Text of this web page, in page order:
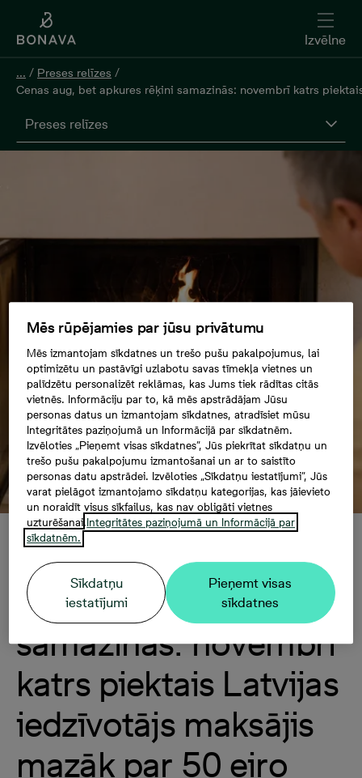
Izvēlne
... / Preses relīzes /
Cenas aug, bet apkures rēķini samazinās: novembrī katrs
Preses relīzes
Cenas aug, bet
apkures rēķini
samazinās: novembrī
katrs piektais Latvijas
iedzīvotājs maksājis
mazāk par 50 eiro
Mēs rūpējamies par jūsu privātumu
Mēs izmantojam sīkdatnes un trešo pušu pakalpojumus, lai
optimizētu un pastāvīgi uzlabotu savas tīmekļa vietnes un
palīdzētu personalizēt reklāmas, kas Jums tiek rādītas citās
vietnēs. Informāciju par to, kā mēs apstrādājam Jūsu
personas datus un izmantojam sīkdatnes, atradīsiet mūsu
Integritātes paziņojumā un Informācijā par sīkdatnēm.
Izvēloties „Pieņemt visas sīkdatnes”, Jūs piekrītat sīkdatņu un
trešo pušu pakalpojumu izmantošanai un ar to saistīto
personas datu apstrādei. Izvēloties „Sīkdatņu iestatījumi”, Jūs
varat pielāgot izmantojamo sīkdatņu kategorijas, kas jāievieto
un noraidīt visus sīkfailus, kas nav obligāti vietnes
uzturēšanai.Integritātes paziņojumā un Informācijā par
sīkdatnēm.
Sīkdatņu
iestatījumi
Pieņemt visas
sīkdatnes